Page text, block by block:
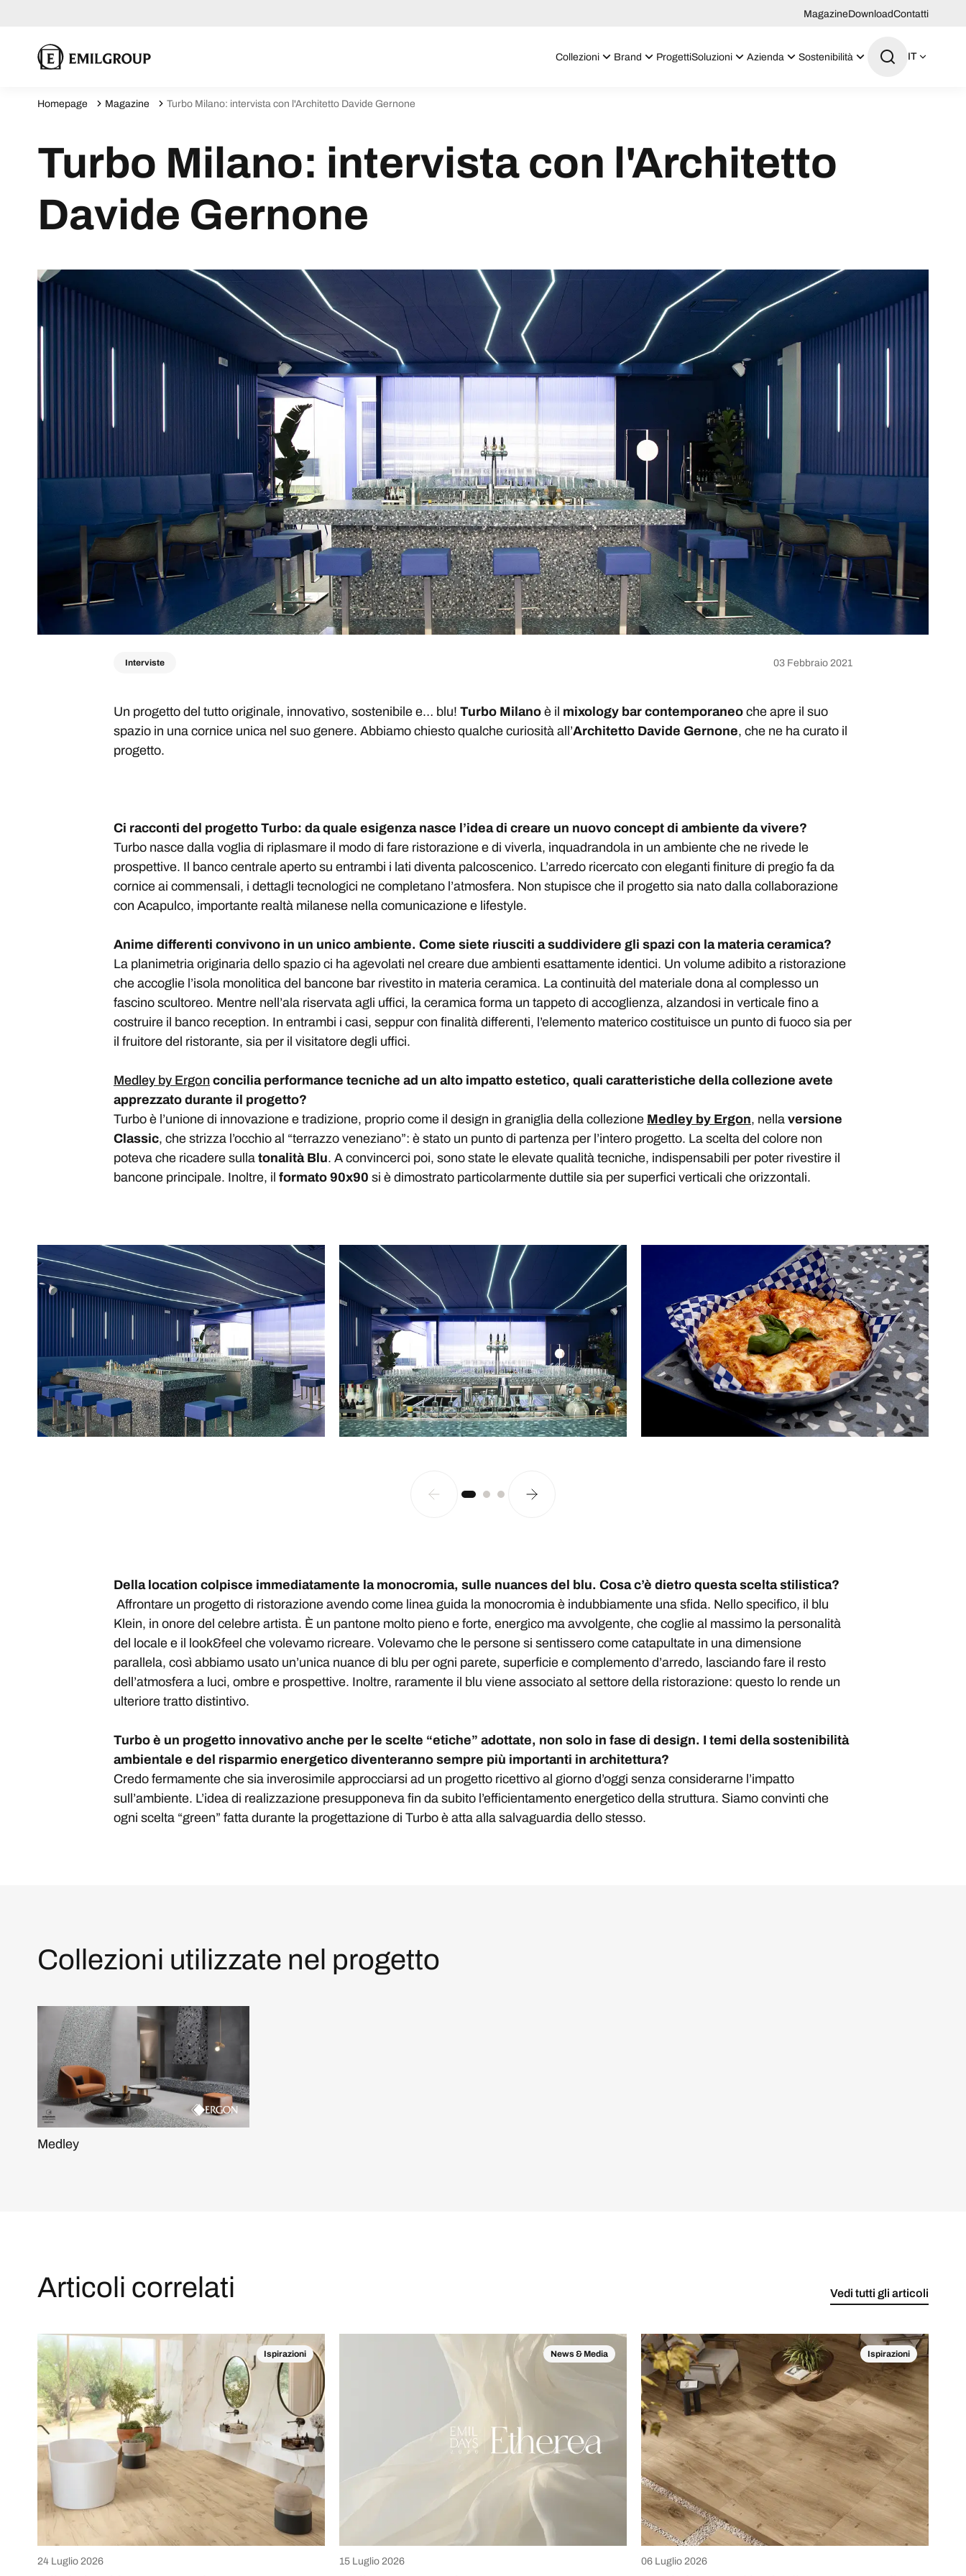
MagazineDownloadContatti
Collezioni Brand ProgettiSoluzioni Azienda Sostenibilità IT
Homepage Magazine Turbo Milano: intervista con l'Architetto Davide Gernone
Turbo Milano: intervista con l'Architetto
Davide Gernone
Interviste 03 Febbraio 2021
Un progetto del tutto originale, innovativo, sostenibile e… blu! Turbo Milano è il mixology bar contemporaneo che apre il suo
spazio in una cornice unica nel suo genere. Abbiamo chiesto qualche curiosità all’Architetto Davide Gernone, che ne ha curato il
progetto.
Ci racconti del progetto Turbo: da quale esigenza nasce l’idea di creare un nuovo concept di ambiente da vivere?
Turbo nasce dalla voglia di riplasmare il modo di fare ristorazione e di viverla, inquadrandola in un ambiente che ne rivede le
prospettive. Il banco centrale aperto su entrambi i lati diventa palcoscenico. L’arredo ricercato con eleganti finiture di pregio fa da
cornice ai commensali, i dettagli tecnologici ne completano l’atmosfera. Non stupisce che il progetto sia nato dalla collaborazione
con Acapulco, importante realtà milanese nella comunicazione e lifestyle.
Anime differenti convivono in un unico ambiente. Come siete riusciti a suddividere gli spazi con la materia ceramica?
La planimetria originaria dello spazio ci ha agevolati nel creare due ambienti esattamente identici. Un volume adibito a ristorazione
che accoglie l’isola monolitica del bancone bar rivestito in materia ceramica. La continuità del materiale dona al complesso un
fascino scultoreo. Mentre nell’ala riservata agli uffici, la ceramica forma un tappeto di accoglienza, alzandosi in verticale fino a
costruire il banco reception. In entrambi i casi, seppur con finalità differenti, l’elemento materico costituisce un punto di fuoco sia per
il fruitore del ristorante, sia per il visitatore degli uffici.
Medley by Ergon concilia performance tecniche ad un alto impatto estetico, quali caratteristiche della collezione avete
apprezzato durante il progetto?
Turbo è l’unione di innovazione e tradizione, proprio come il design in graniglia della collezione Medley by Ergon, nella versione
Classic, che strizza l’occhio al “terrazzo veneziano”: è stato un punto di partenza per l’intero progetto. La scelta del colore non
poteva che ricadere sulla tonalità Blu. A convincerci poi, sono state le elevate qualità tecniche, indispensabili per poter rivestire il
bancone principale. Inoltre, il formato 90x90 si è dimostrato particolarmente duttile sia per superfici verticali che orizzontali.
Della location colpisce immediatamente la monocromia, sulle nuances del blu. Cosa c’è dietro questa scelta stilistica?
Affrontare un progetto di ristorazione avendo come linea guida la monocromia è indubbiamente una sfida. Nello specifico, il blu
Klein, in onore del celebre artista. È un pantone molto pieno e forte, energico ma avvolgente, che coglie al massimo la personalità
del locale e il look&feel che volevamo ricreare. Volevamo che le persone si sentissero come catapultate in una dimensione
parallela, così abbiamo usato un’unica nuance di blu per ogni parete, superficie e complemento d’arredo, lasciando fare il resto
dell’atmosfera a luci, ombre e prospettive. Inoltre, raramente il blu viene associato al settore della ristorazione: questo lo rende un
ulteriore tratto distintivo.
Turbo è un progetto innovativo anche per le scelte “etiche” adottate, non solo in fase di design. I temi della sostenibilità
ambientale e del risparmio energetico diventeranno sempre più importanti in architettura?
Credo fermamente che sia inverosimile approcciarsi ad un progetto ricettivo al giorno d’oggi senza considerarne l’impatto
sull’ambiente. L’idea di realizzazione presupponeva fin da subito l’efficientamento energetico della struttura. Siamo convinti che
ogni scelta “green” fatta durante la progettazione di Turbo è atta alla salvaguardia dello stesso.
Collezioni utilizzate nel progetto
Medley
Articoli correlati Vedi tutti gli articoli
Ispirazioni
24 Luglio 2026
News & Media
15 Luglio 2026
Ispirazioni
06 Luglio 2026